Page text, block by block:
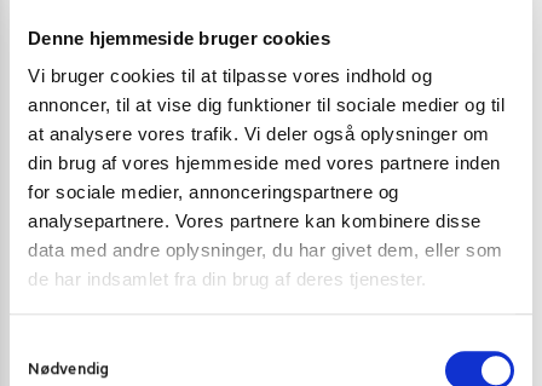
Denne hjemmeside bruger cookies
Vi bruger cookies til at tilpasse vores indhold og
annoncer, til at vise dig funktioner til sociale medier og til
at analysere vores trafik. Vi deler også oplysninger om
din brug af vores hjemmeside med vores partnere inden
for sociale medier, annonceringspartnere og
analysepartnere. Vores partnere kan kombinere disse
data med andre oplysninger, du har givet dem, eller som
de har indsamlet fra din brug af deres tjenester.
Nødvendig
Gode alternativer til dette produkt